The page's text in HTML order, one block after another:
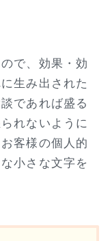
で、効果・効
生み出された
であれば盛る
れないように
客様の個人的
小さな文字を